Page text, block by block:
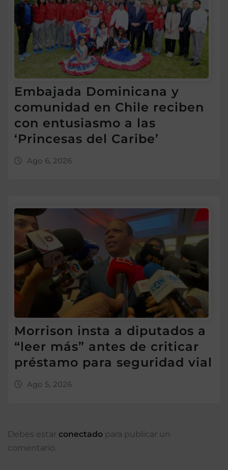
Embajada Dominicana y
comunidad en Chile reciben
con entusiasmo a las
‘Princesas del Caribe’
Ago 6, 2026
Morrison insta a diputados a
“leer más” antes de criticar
préstamo para seguridad vial
Ago 5, 2026
Debes estar conectado para publicar un
comentario.